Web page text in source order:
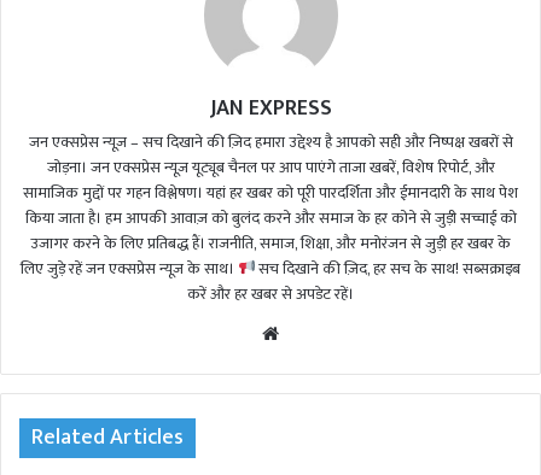
JAN EXPRESS
जन एक्सप्रेस न्यूज़ – सच दिखाने की ज़िद हमारा उद्देश्य है आपको सही और निष्पक्ष खबरों से
जोड़ना। जन एक्सप्रेस न्यूज़ यूट्यूब चैनल पर आप पाएंगे ताजा खबरें, विशेष रिपोर्ट, और
सामाजिक मुद्दों पर गहन विश्लेषण। यहां हर खबर को पूरी पारदर्शिता और ईमानदारी के साथ पेश
किया जाता है। हम आपकी आवाज़ को बुलंद करने और समाज के हर कोने से जुड़ी सच्चाई को
उजागर करने के लिए प्रतिबद्ध हैं। राजनीति, समाज, शिक्षा, और मनोरंजन से जुड़ी हर खबर के
लिए जुड़े रहें जन एक्सप्रेस न्यूज़ के साथ।
सच दिखाने की ज़िद, हर सच के साथ! सब्सक्राइब
करें और हर खबर से अपडेट रहें।
te
Related Articles